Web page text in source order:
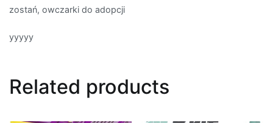
zostań, owczarki do adopcji
yyyyy
Related products